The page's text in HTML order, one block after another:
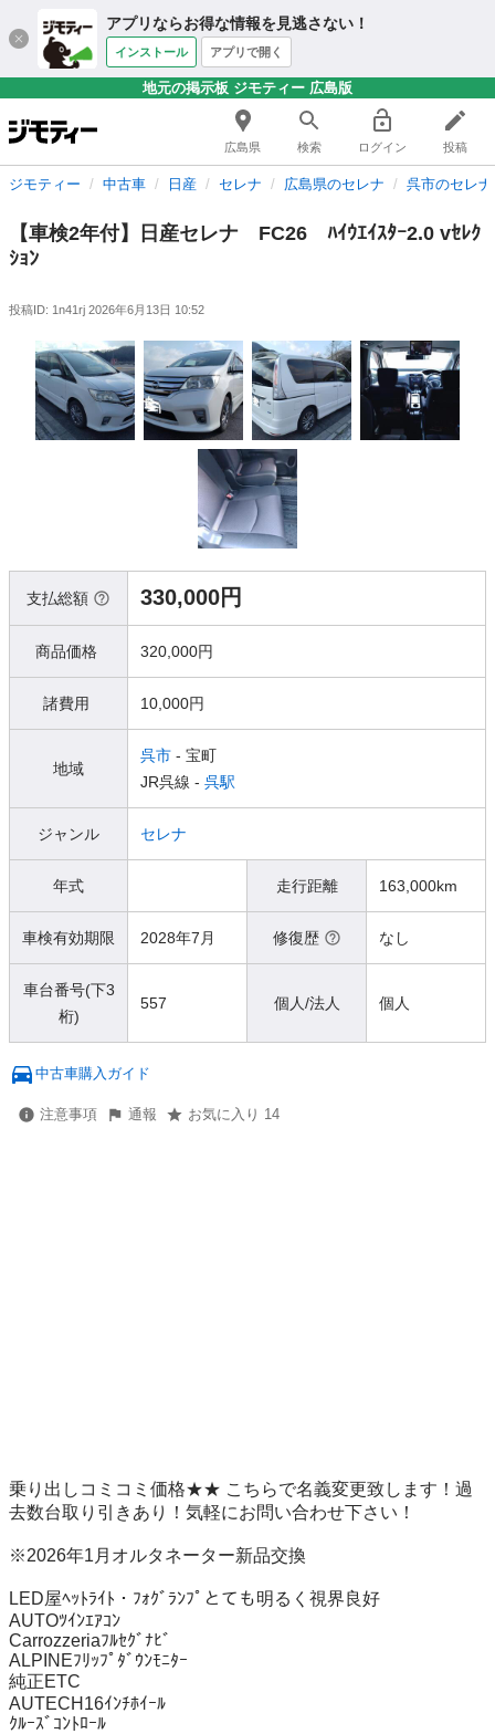
アプリならお得な情報を見逃さない！
インストール アプリで開く
地元の掲示板 ジモティー 広島版
広島県 検索 ログイン 投稿
ジモティー 中古車 日産 セレナ 広島県のセレナ 呉市のセレナ
【車検2年付】日産セレナ FC26 ﾊｲｳｴｲｽﾀｰ2.0 vｾﾚｸ
ｼｮﾝ
投稿ID: 1n41rj 2026年6月13日 10:52
支払総額 330,000円
商品価格 320,000円
諸費用 10,000円
地域
呉市 - 宝町
JR呉線 - 呉駅
ジャンル セレナ
年式 走行距離 163,000km
車検有効期限 2028年7月 修復歴 なし
車台番号(下3
桁)
557 個人/法人 個人
中古車購入ガイド
注意事項 通報 お気に入り 14
乗り出しコミコミ価格★★ こちらで名義変更致します！過
去数台取り引きあり！気軽にお問い合わせ下さい！
※2026年1月オルタネーター新品交換
LED屋ﾍｯﾄﾗｲﾄ・ﾌｫｸﾞﾗﾝﾌﾟとても明るく視界良好
AUTOﾂｲﾝｴｱｺﾝ
Carrozzeriaﾌﾙｾｸﾞﾅﾋﾞ
ALPINEﾌﾘｯﾌﾟﾀﾞｳﾝﾓﾆﾀｰ
純正ETC
AUTECH16ｲﾝﾁﾎｲｰﾙ
ｸﾙｰｽﾞｺﾝﾄﾛｰﾙ